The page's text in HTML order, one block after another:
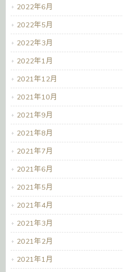
2022年6月
2022年5月
2022年3月
2022年1月
2021年12月
2021年10月
2021年9月
2021年8月
2021年7月
2021年6月
2021年5月
2021年4月
2021年3月
2021年2月
2021年1月